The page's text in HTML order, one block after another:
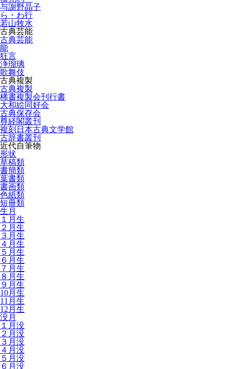
与謝野晶子
ら・わ行
若山牧水
古典芸能
古典芸能
能
狂言
浄瑠璃
歌舞伎
古典複製
古典複製
稀書複製会刊行書
大和絵同好会
古典保存会
尊経閣叢刊
複刻日本古典文学館
古辞書叢刊
近代自筆物
形状
草稿類
書簡類
葉書類
書画類
色紙類
短冊類
生月
１月生
２月生
３月生
４月生
５月生
６月生
７月生
８月生
９月生
10月生
11月生
12月生
没月
１月没
２月没
３月没
４月没
５月没
６月没